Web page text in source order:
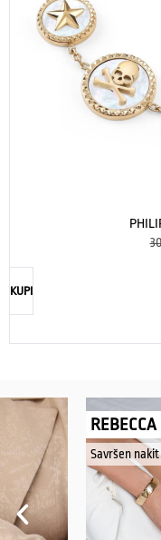
KUPI
REBECCA
Savršen